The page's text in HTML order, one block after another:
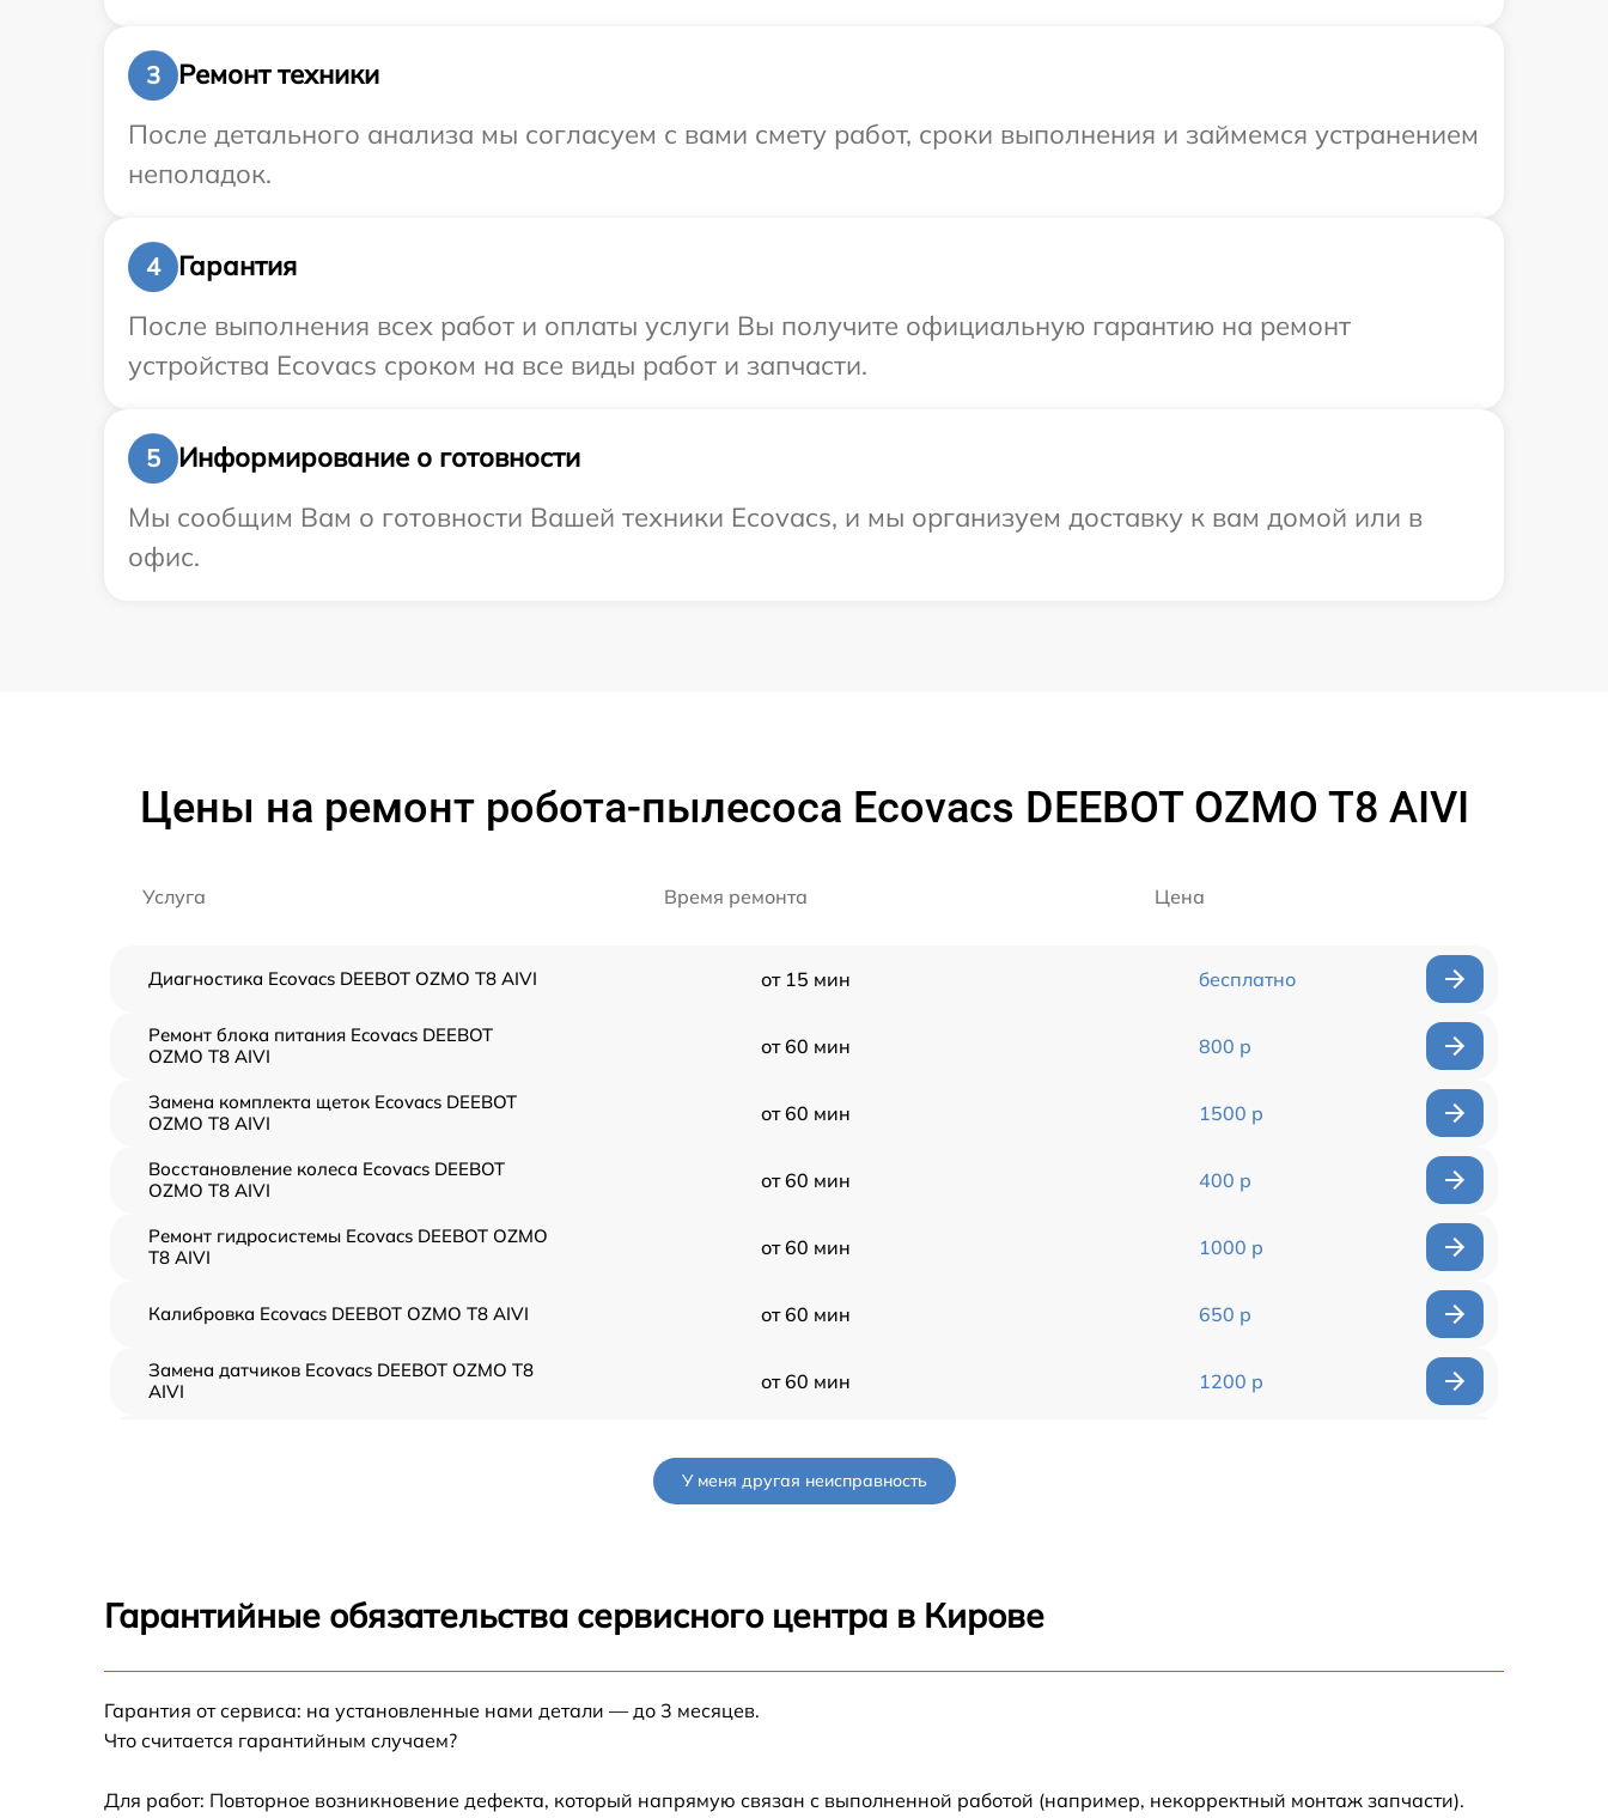
3
Ремонт техники
После детального анализа мы согласуем с вами смету работ, сроки выполнения и займемся устранением
неполадок.
4
Гарантия
После выполнения всех работ и оплаты услуги Вы получите официальную гарантию на ремонт
устройства Ecovacs сроком на все виды работ и запчасти.
5
Информирование о готовности
Мы сообщим Вам о готовности Вашей техники Ecovacs, и мы организуем доставку к вам домой или в
офис.
Цены на ремонт робота-пылесоса Ecovacs DEEBOT OZMO T8 AIVI
Услуга Время ремонта Цена
Диагностика Ecovacs DEEBOT OZMO T8 AIVI от 15 мин бесплатно
Ремонт блока питания Ecovacs DEEBOT
OZMO T8 AIVI
от 60 мин 800 р
Замена комплекта щеток Ecovacs DEEBOT
OZMO T8 AIVI
от 60 мин 1500 р
Восстановление колеса Ecovacs DEEBOT
OZMO T8 AIVI
от 60 мин 400 р
Ремонт гидросистемы Ecovacs DEEBOT OZMO
T8 AIVI
от 60 мин 1000 р
Калибровка Ecovacs DEEBOT OZMO T8 AIVI от 60 мин 650 р
Замена датчиков Ecovacs DEEBOT OZMO T8
AIVI
от 60 мин 1200 р
Ремонт цепи питания Ecovacs DEEBOT OZMO
T8 AIVI
OZMO T8 AIVI
У меня другая неисправность
Гарантийные обязательства сервисного центра в Кирове
Гарантия от сервиса: на установленные нами детали — до 3 месяцев.
Что считается гарантийным случаем?
Для работ: Повторное возникновение дефекта, который напрямую связан с выполненной работой (например, некорректный монтаж запчасти).